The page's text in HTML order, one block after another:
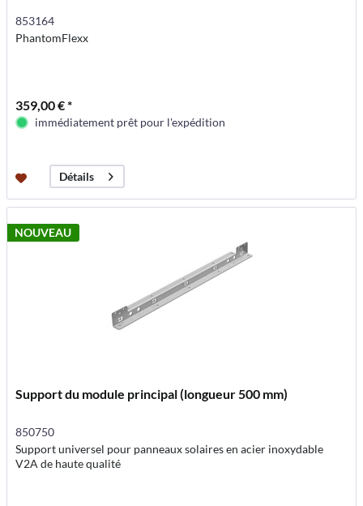
853164
PhantomFlexx
359,00 € *
immédiatement prêt pour l'expédition
Détails
NOUVEAU
Support du module principal (longueur 500 mm)
850750
Support universel pour panneaux solaires en acier inoxydable
V2A de haute qualité